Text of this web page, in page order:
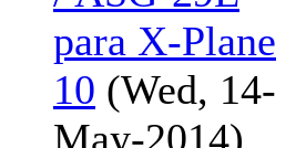
para X-Plane
10 (Wed, 14-
May-2014)